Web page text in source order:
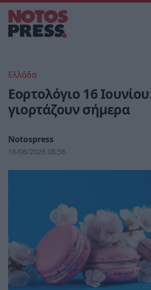
Ελλάδα
Εορτολόγιο 16
γιορτάζουν σήμερα
Notospress
16/06/2026 08:56